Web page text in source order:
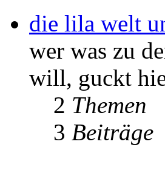
die lila welt
wer was zu
will, guckt
2 Themen
3 Beiträge